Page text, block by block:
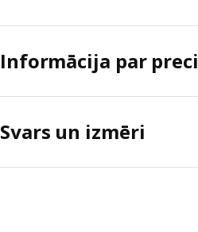
Informācija par preci
Svars un izmēri